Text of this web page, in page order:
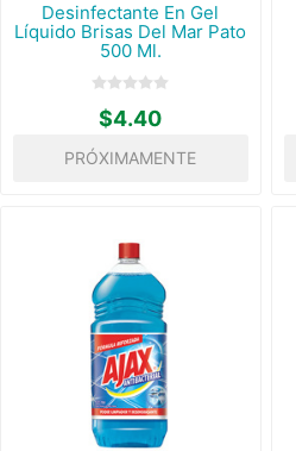
Desinfectante En Gel
Líquido Brisas Del Mar Pato
500 Ml.
$4.40
PRÓXIMAMENTE